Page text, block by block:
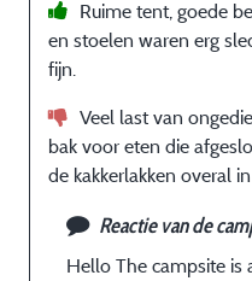
Ruime tent, goede
en stoelen waren erg
fijn.
Veel last van
bak voor eten die
de kakkerlakken overal
Reactie van de
Hello The campsite is